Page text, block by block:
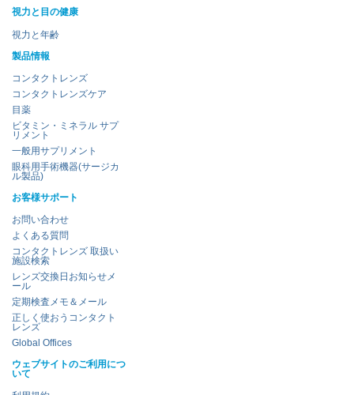
視力と目の健康
視力と年齢
製品情報
コンタクトレンズ
コンタクトレンズケア
目薬
ビタミン・ミネラル サプ
リメント
一般用サプリメント
眼科用手術機器(サージカ
ル製品)
お客様サポート
お問い合わせ
よくある質問
コンタクトレンズ 取扱い
施設検索
レンズ交換日お知らせメ
ール
定期検査メモ＆メール
正しく使おうコンタクト
レンズ
Global Offices
ウェブサイトのご利用につ
いて